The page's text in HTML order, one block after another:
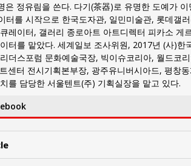
은 정유림을 쓴다. 다기(茶器)로 유명한 도예가
터를 시작으로 한국도자관, 일민미술관, 롯데갤
레이터, 갤러리 종로아트 아트디렉터 피카소 게
터를 맡았다. 세계일보 조사위원, 2017년 (사)한
더스포럼 문화예술국장, 빅이슈코리아, 월드코
센터 전시기획본부장, 광주유니버시아드, 평창
를 담당한 서울텐트(주) 기획실장을 맡고 있다.